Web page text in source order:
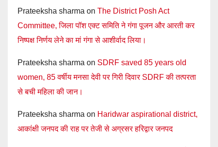
Prateeksha sharma on The District Posh Act
Committee, जिला पॉश एक्ट समिति ने गंगा पूजन और आरती कर
निष्पक्ष निर्णय लेने का मां गंगा से आशीर्वाद लिया।
Prateeksha sharma on SDRF saved 85 years old
women, 85 वर्षीय मनसा देवी पर गिरी दिवार SDRF की तत्परता
से बची महिला की जान।
Prateeksha sharma on Haridwar aspirational district,
आकांक्षी जनपद की राह पर तेजी से अग्रसर हरिद्वार जनपद